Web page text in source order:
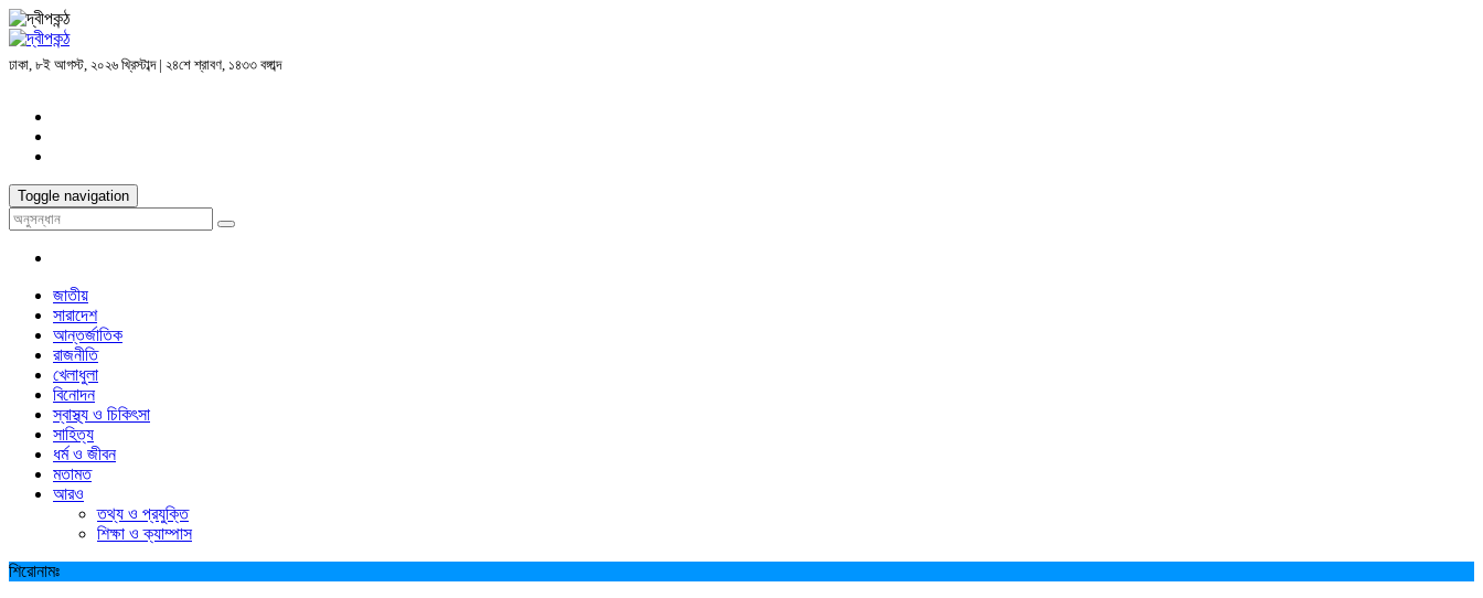
ঢাকা, ৮ই আগস্ট, ২০২৬ খ্রিস্টাব্দ | ২৪শে শ্রাবণ, ১৪৩৩ বঙ্গাব্দ
Toggle navigation
জাতীয়
সারাদেশ
আন্তর্জাতিক
রাজনীতি
খেলাধুলা
বিনোদন
স্বাস্থ্য ও চিকিৎসা
সাহিত্য
ধর্ম ও জীবন
মতামত
আরও
তথ্য ও প্রযুক্তি
শিক্ষা ও ক্যাম্পাস
শিরোনামঃ